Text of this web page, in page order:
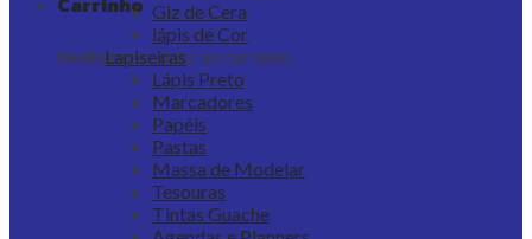
Nenhum produto no carrinho.
Giz de Cera
lápis de Cor
Lapiseiras
Lápis Preto
Marcadores
Papéis
Pastas
Massa de Modelar
Tesouras
Tintas Guache